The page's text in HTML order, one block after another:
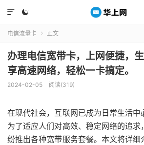


电信流量卡  正文
办理电信宽带卡，上网便捷，
享高速网络，轻松一卡搞定。
2024-02-05 阅读(319)
在现代社会，互联网已成为日常生活中
为了适应人们对高效、稳定网络的追
纷推出各种宽带服务套餐。本文将详细